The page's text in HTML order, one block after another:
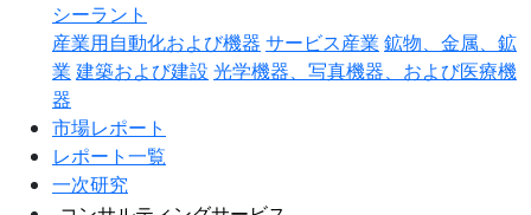
シーラント
産業用自動化および機器 サービス産業 鉱物、金属、鉱
業 建築および建設 光学機器、写真機器、および医療機
器
市場レポート
レポート一覧
一次研究